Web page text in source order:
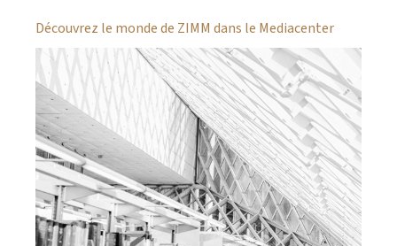
Découvrez le monde de ZIMM dans le Mediacenter